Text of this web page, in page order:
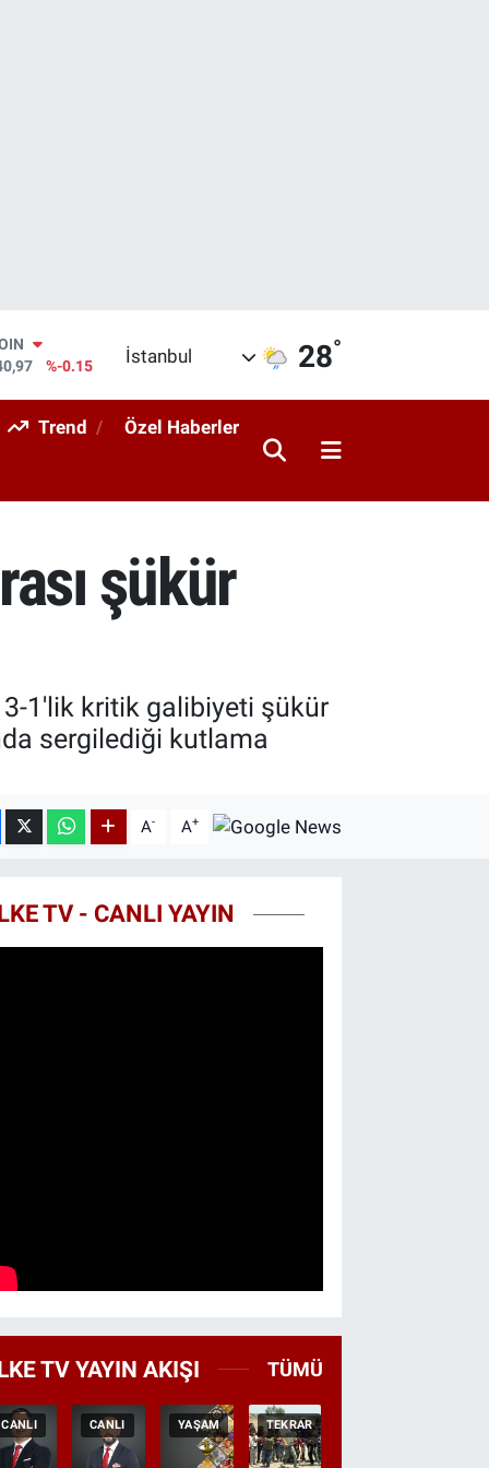
%0.18
%-0.15
İstanbul 28°
Trend Özel Haberler
şükür
3-1'lik kritik galibiyeti şükür
sergilediği kutlama
A- A+
TV - CANLI YAYIN
TV YAYIN AKIŞI TÜMÜ
CANLI CANLI YAŞAM TEKRAR